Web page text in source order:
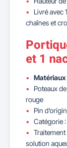
Livré avec
chaînes et
et 1
Matériaux
Poteaux
rouge
Pin
Catégorie
solution